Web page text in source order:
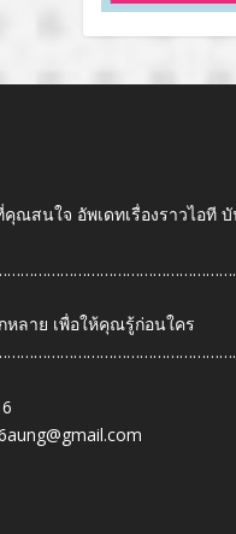
ณสนใจ อัพเดทเรื่องราวไอที
ลาย เพื่อให้คุณรู้ก่อนใคร